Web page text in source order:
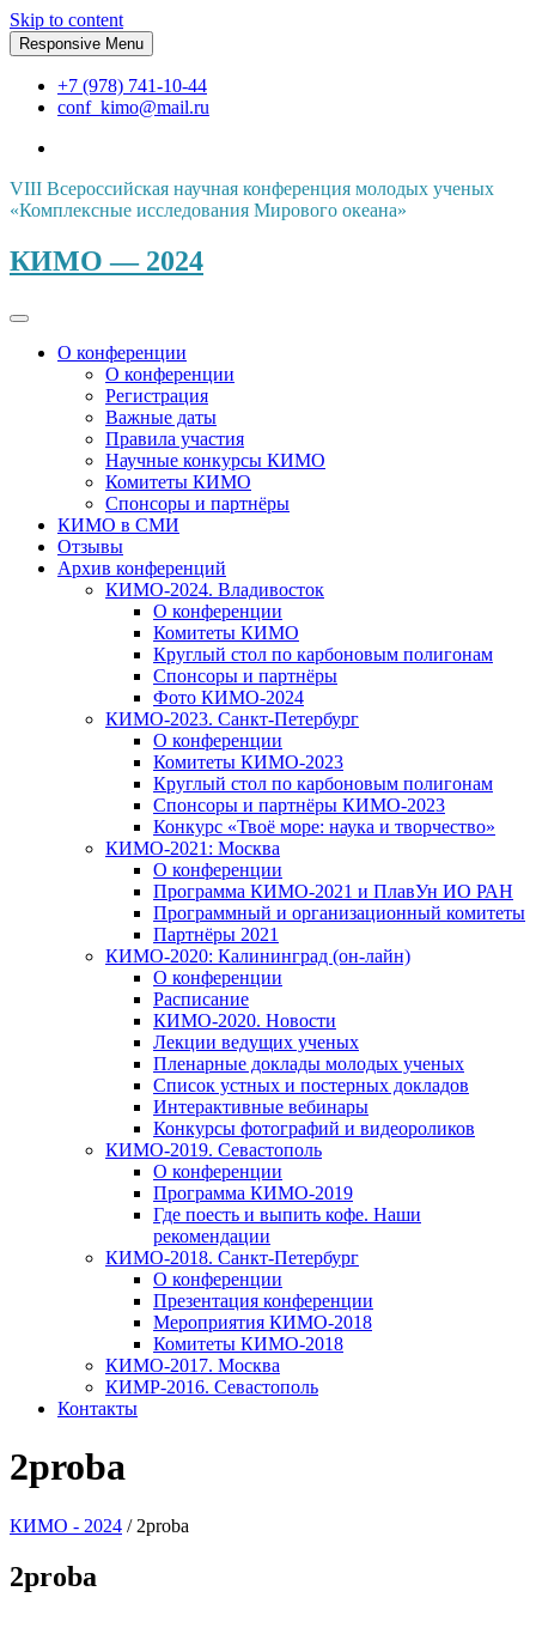
Skip to content
Responsive Menu
+7 (978) 741-10-44
conf_kimo@mail.ru
VIII Всероссийская научная конференция молодых ученых
«Комплексные исследования Мирового океана»
КИМО — 2024
О конференции
О конференции
Регистрация
Важные даты
Правила участия
Научные конкурсы КИМО
Комитеты КИМО
Спонсоры и партнёры
КИМО в СМИ
Отзывы
Архив конференций
КИМО-2024. Владивосток
О конференции
Комитеты КИМО
Круглый стол по карбоновым полигонам
Спонсоры и партнёры
Фото КИМО-2024
КИМО-2023. Санкт-Петербург
О конференции
Комитеты КИМО-2023
Круглый стол по карбоновым полигонам
Спонсоры и партнёры КИМО-2023
Конкурс «Твоё море: наука и творчество»
КИМО-2021: Москва
О конференции
Программа КИМО-2021 и ПлавУн ИО РАН
Программный и организационный комитеты
Партнёры 2021
КИМО-2020: Калининград (он-лайн)
О конференции
Расписание
КИМО-2020. Новости
Лекции ведущих ученых
Пленарные доклады молодых ученых
Список устных и постерных докладов
Интерактивные вебинары
Конкурсы фотографий и видеороликов
КИМО-2019. Севастополь
О конференции
Программа КИМО-2019
Где поесть и выпить кофе. Наши
рекомендации
КИМО-2018. Санкт-Петербург
О конференции
Презентация конференции
Мероприятия КИМО-2018
Комитеты КИМО-2018
КИМО-2017. Москва
КИМР-2016. Севастополь
Контакты
2proba
КИМО - 2024 / 2proba
2proba